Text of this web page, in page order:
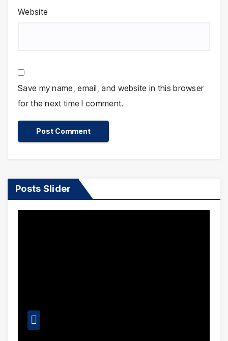
Website
Save my name, email, and website in this browser
for the next time I comment.
Posts Slider